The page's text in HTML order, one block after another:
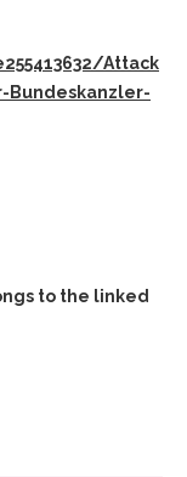
Attack
Bundeskanzler-
to the linked